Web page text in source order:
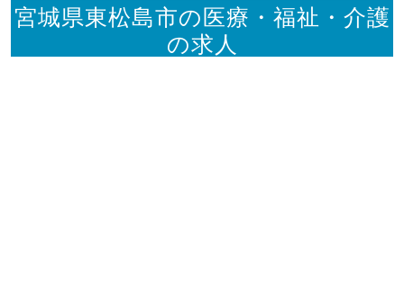
宮城県東松島市の医療・福祉・介護
の求人